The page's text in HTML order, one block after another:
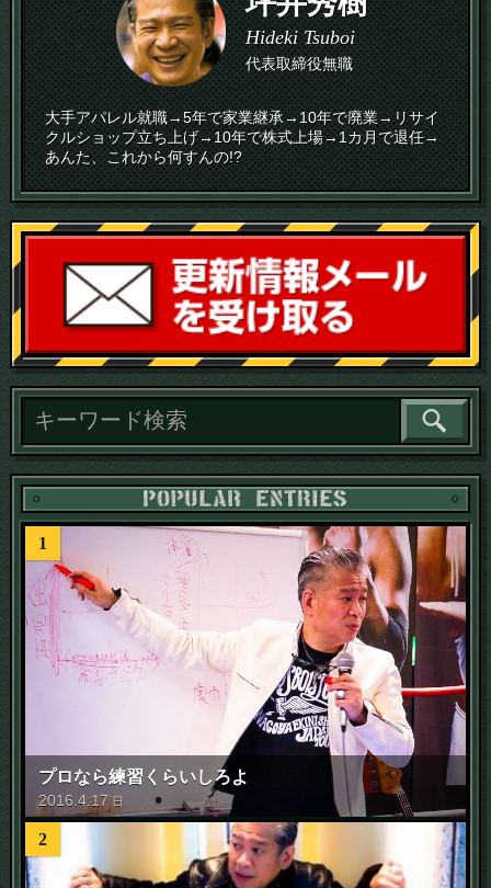
Hideki Tsuboi
代表取締役無職
大手アパレル就職→5年で家業継承→10年で廃業→リサイ
クルショップ立ち上げ→10年で株式上場→1カ月で退任→
あんた、これから何すんの!?
読
1
プロなら練習くらいしろよ
2016 .4.17 日
2